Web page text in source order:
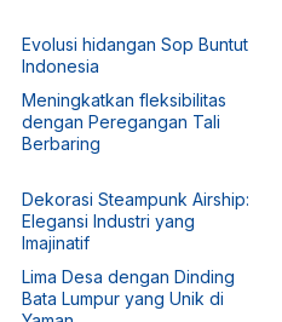
Evolusi hidangan Sop Buntut
Indonesia
Meningkatkan fleksibilitas
dengan Peregangan Tali
Berbaring
Dekorasi Steampunk Airship:
Elegansi Industri yang
Imajinatif
Lima Desa dengan Dinding
Bata Lumpur yang Unik di